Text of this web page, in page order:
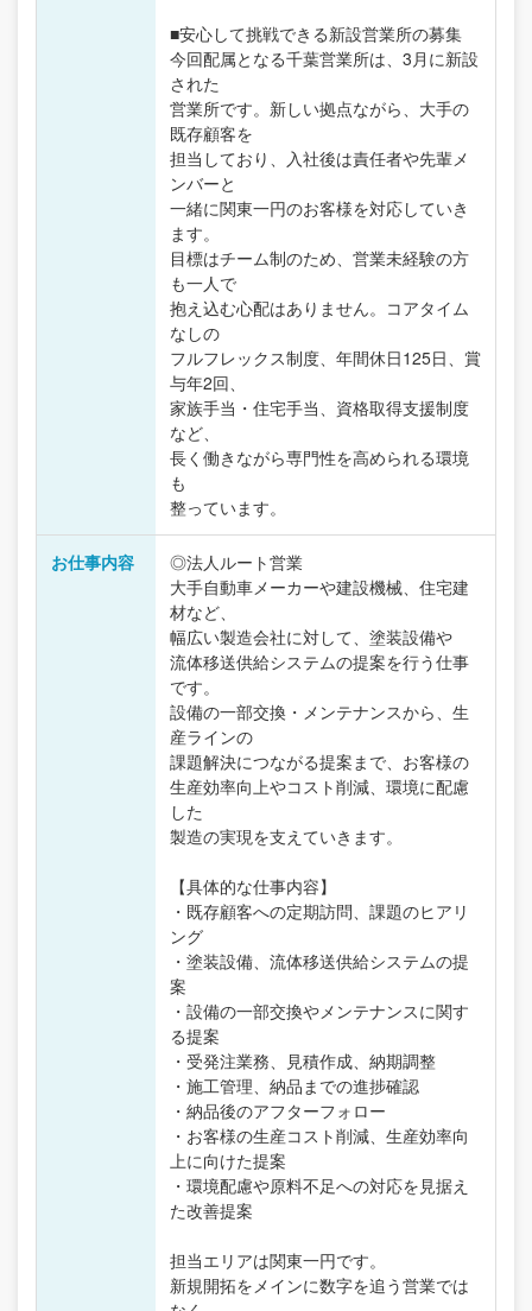
■安心して挑戦できる新設営業所の募集
今回配属となる千葉営業所は、3月に新設
された
営業所です。新しい拠点ながら、大手の
既存顧客を
担当しており、入社後は責任者や先輩メ
ンバーと
一緒に関東一円のお客様を対応していき
ます。
目標はチーム制のため、営業未経験の方
も一人で
抱え込む心配はありません。コアタイム
なしの
フルフレックス制度、年間休日125日、賞
与年2回、
家族手当・住宅手当、資格取得支援制度
など、
長く働きながら専門性を高められる環境
も
整っています。
お仕事内容
◎法人ルート営業
大手自動車メーカーや建設機械、住宅建
材など、
幅広い製造会社に対して、塗装設備や
流体移送供給システムの提案を行う仕事
です。
設備の一部交換・メンテナンスから、生
産ラインの
課題解決につながる提案まで、お客様の
生産効率向上やコスト削減、環境に配慮
した
製造の実現を支えていきます。
【具体的な仕事内容】
・既存顧客への定期訪問、課題のヒアリ
ング
・塗装設備、流体移送供給システムの提
案
・設備の一部交換やメンテナンスに関す
る提案
・受発注業務、見積作成、納期調整
・施工管理、納品までの進捗確認
・納品後のアフターフォロー
・お客様の生産コスト削減、生産効率向
上に向けた提案
・環境配慮や原料不足への対応を見据え
た改善提案
担当エリアは関東一円です。
新規開拓をメインに数字を追う営業では